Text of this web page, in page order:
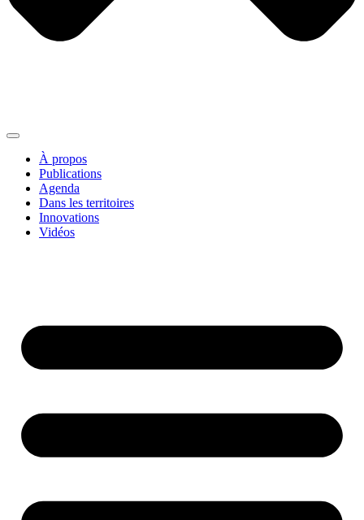
À propos
Publications
Agenda
Dans les territoires
Innovations
Vidéos